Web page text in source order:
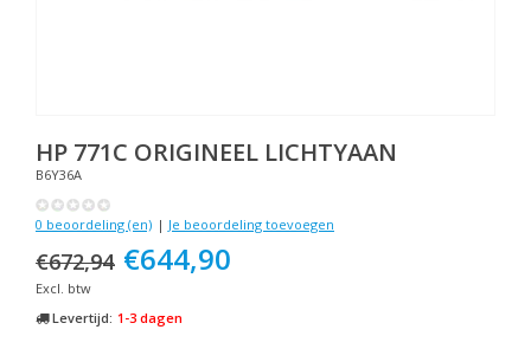
HP 771C ORIGINEEL LICHTYAAN
B6Y36A
0 beoordeling (en) | Je beoordeling toevoegen
€672,94 €644,90
Excl. btw
Levertijd: 1-3 dagen